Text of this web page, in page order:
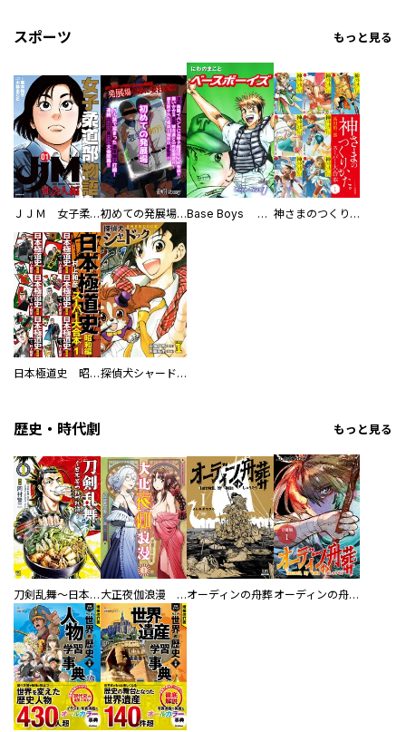
スポーツ もっと見る
ＪＪＭ 女子柔道部物語 社会人編 初めての発展場 【白抜き修正版】 Base Boys 新装版 神さまのつくりかた。スーパー大合本
日本極道史 昭和編 スーパー大合本 探偵犬シャードック（新装版）
歴史・時代劇 もっと見る
刀剣乱舞～日本号つれづれ酒～ 大正夜伽浪漫 －金曜日の花嫁—オーディンの舟葬 オーディンの舟葬 分冊版